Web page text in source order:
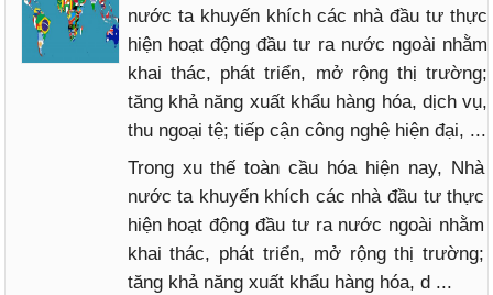
nước ta khuyến khích các nhà đầu tư thực
hiện hoạt động đầu tư ra nước ngoài nhằm
khai thác, phát triển, mở rộng thị trường;
tăng khả năng xuất khẩu hàng hóa, dịch vụ,
thu ngoại tệ; tiếp cận công nghệ hiện đại, ...
Trong xu thế toàn cầu hóa hiện nay, Nhà
nước ta khuyến khích các nhà đầu tư thực
hiện hoạt động đầu tư ra nước ngoài nhằm
khai thác, phát triển, mở rộng thị trường;
tăng khả năng xuất khẩu hàng hóa, d ...